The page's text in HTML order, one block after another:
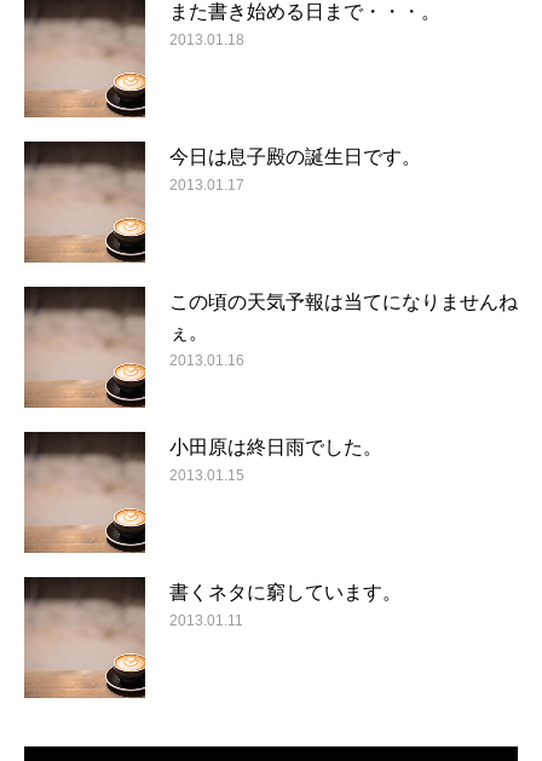
また書き始める日まで・・・。
2013.01.18
今日は息子殿の誕生日です。
2013.01.17
この頃の天気予報は当てになりませんね
ぇ。
2013.01.16
小田原は終日雨でした。
2013.01.15
書くネタに窮しています。
2013.01.11